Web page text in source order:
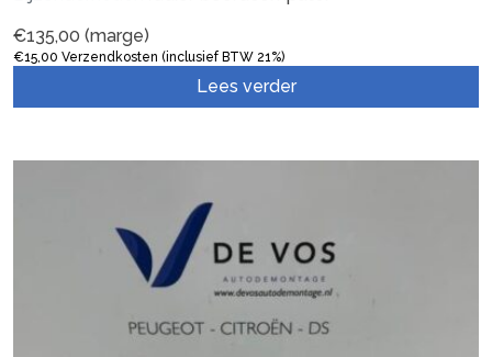
€135,00 (marge)
€15,00 Verzendkosten (inclusief BTW 21%)
Lees verder